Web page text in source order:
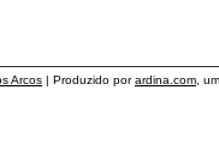
Arcos | Produzido porardina.com ,